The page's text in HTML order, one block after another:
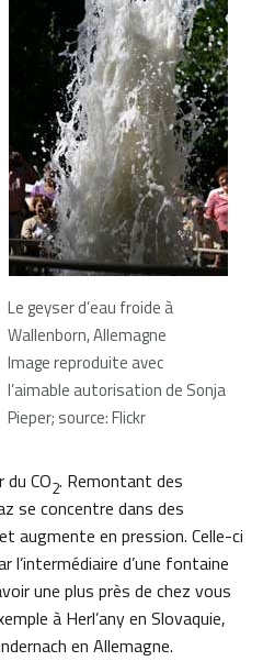
Le geyser d’eau froide à
Wallenborn, Allemagne
Image reproduite avec
l’aimable autorisation de Sonja
Pieper; source: Flickr
CO2. Remontant des
se concentre dans des
augmente en pression. Celle-ci
l’intermédiaire d’une fontaine
une plus près de chez vous
à Herl’any en Slovaquie,
en Allemagne.